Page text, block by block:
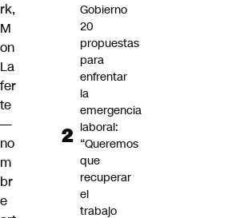
rk,
M
on
La
fer
te
—
no
m
br
e
Gobierno
20
propuestas
para
enfrentar
la
emergencia
laboral:
“Queremos
que
recuperar
el
trabajo